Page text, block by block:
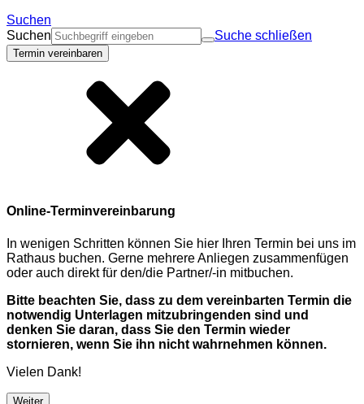
Suchen
Suchen
Suche schließen
Termin vereinbaren
Online-Terminvereinbarung
In wenigen Schritten können Sie hier Ihren Termin bei uns im
Rathaus buchen. Gerne mehrere Anliegen zusammenfügen
oder auch direkt für den/die Partner/-in mitbuchen.
Bitte beachten Sie, dass zu dem vereinbarten Termin die
notwendig Unterlagen mitzubringenden sind und
denken Sie daran, dass Sie den Termin wieder
stornieren, wenn Sie ihn nicht wahrnehmen können.
Vielen Dank!
Weiter